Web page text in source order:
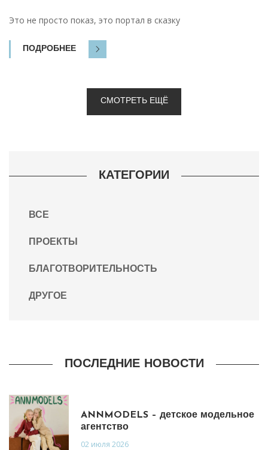
Это не просто показ, это портал в сказку
ПОДРОБНЕЕ
СМОТРЕТЬ ЕЩЁ
КАТЕГОРИИ
ВСЕ
ПРОЕКТЫ
БЛАГОТВОРИТЕЛЬНОСТЬ
ДРУГОЕ
ПОСЛЕДНИЕ НОВОСТИ
ANNMODELS – детское модельное
агентство
02 июля 2026